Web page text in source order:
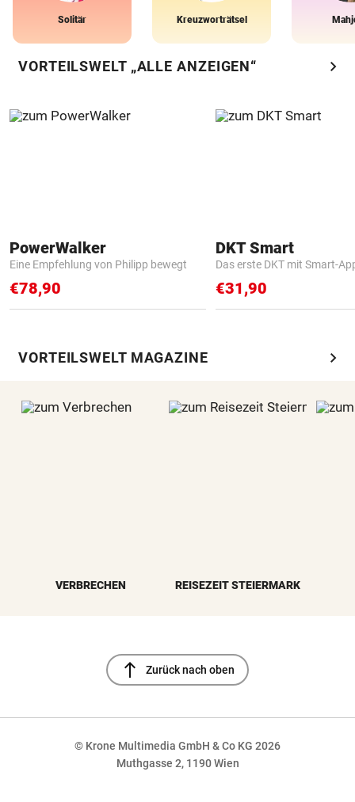
Solitär Kreuzworträtsel
VORTEILSWELT „ALLE ANZEIGEN“ chevron_right
PowerWalker
Eine Empfehlung von Philipp bewegt
€78,90
DKT Smart
Das erste DKT mit Smart-
€31,90
VORTEILSWELT MAGAZINE chevron_right
VERBRECHEN REISEZEIT STEIERMARK
north Zurück nach oben
© Krone Multimedia GmbH & Co KG 2026
Muthgasse 2, 1190 Wien